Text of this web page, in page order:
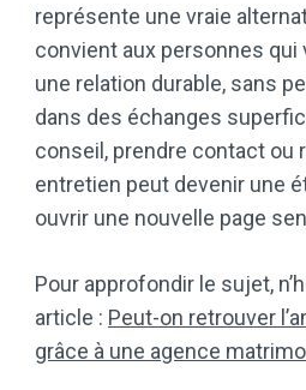
représente une vraie
convient aux personnes
une relation durable, sans
dans des échanges
conseil, prendre contact ou
entretien peut devenir une
ouvrir une nouvelle page
Pour approfondir le sujet,
article : Peut-on retrouver
grâce à une agence